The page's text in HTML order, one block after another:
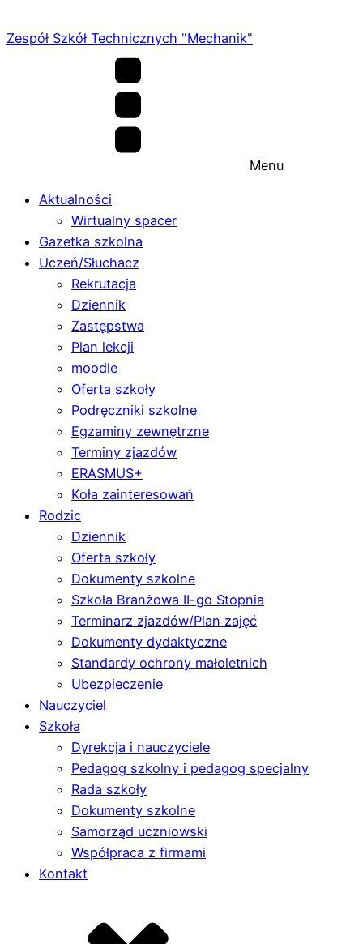
Zespół Szkół Technicznych "Mechanik"
Menu
Aktualności
Wirtualny spacer
Gazetka szkolna
Uczeń/Słuchacz
Rekrutacja
Dziennik
Zastępstwa
Plan lekcji
moodle
Oferta szkoły
Podręczniki szkolne
Egzaminy zewnętrzne
Terminy zjazdów
ERASMUS+
Koła zainteresowań
Rodzic
Dziennik
Oferta szkoły
Dokumenty szkolne
Szkoła Branżowa II-go Stopnia
Terminarz zjazdów/Plan zajęć
Dokumenty dydaktyczne
Standardy ochrony małoletnich
Ubezpieczenie
Nauczyciel
Szkoła
Dyrekcja i nauczyciele
Pedagog szkolny i pedagog specjalny
Rada szkoły
Dokumenty szkolne
Samorząd uczniowski
Współpraca z firmami
Kontakt